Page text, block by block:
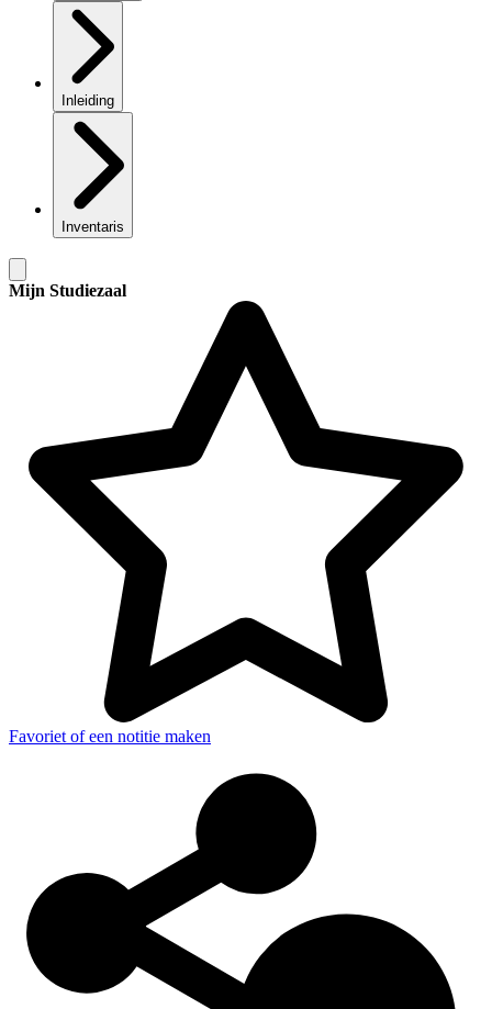
Inleiding
Inventaris
Mijn Studiezaal
Favoriet of een notitie maken